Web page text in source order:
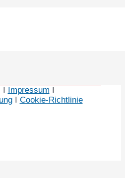
I Impressum I
I Cookie-Richtlinie